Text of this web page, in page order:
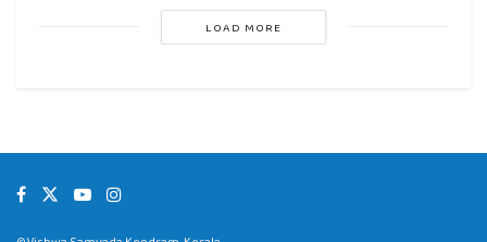
LOAD MORE